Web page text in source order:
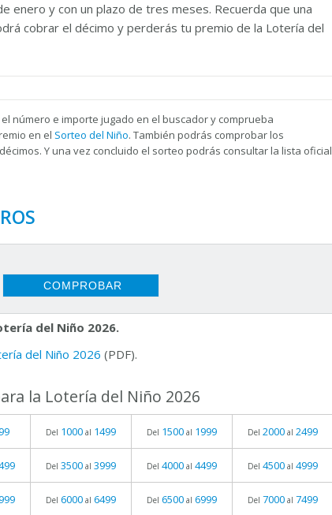
enero y con un plazo de tres meses. Recuerda que una
cobrar el décimo y perderás tu premio de la Lotería del
número e importe jugado en el buscador y comprueba
en el Sorteo del Niño. También podrás comprobar los
Y una vez concluido el sorteo podrás consultar la lista oficial
del Niño 2026.
del Niño 2026 (PDF).
la Lotería del Niño 2026
Del 1000 al 1499 Del 1500 al 1999 Del 2000 al 2499
Del 3500 al 3999 Del 4000 al 4499 Del 4500 al 4999
Del 6000 al 6499 Del 6500 al 6999 Del 7000 al 7499